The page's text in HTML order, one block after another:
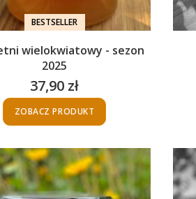
BESTSELLER
wielokwiatowy - sezon
2025
Cena
37,90 zł
ZOBACZ PRODUKT